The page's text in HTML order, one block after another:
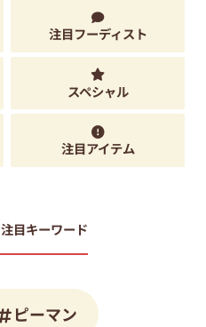
注目フーディスト
スペシャル
注目アイテム
注目キーワード
ピーマン